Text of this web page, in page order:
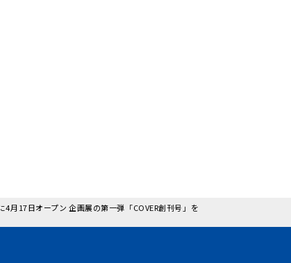
月17日オープン 企画展の第一弾「COVER創刊号」を